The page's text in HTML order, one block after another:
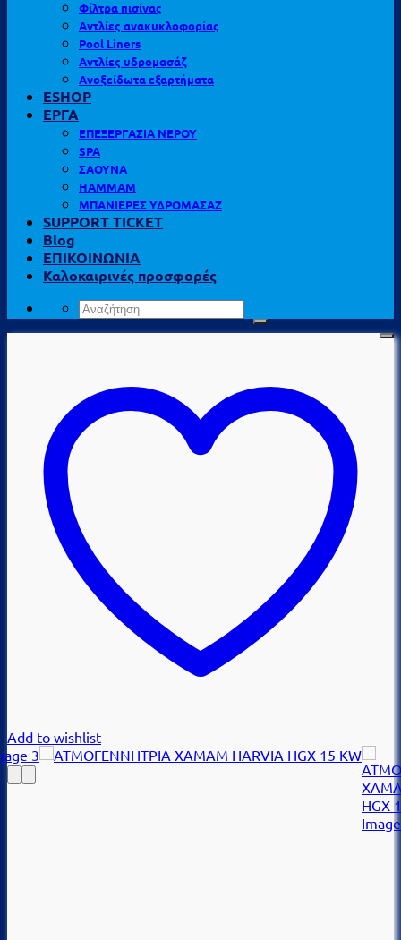
Φίλτρα πισίνας
Αντλίες ανακυκλοφορίας
Pool Liners
Αντλίες υδρομασάζ
Ανοξείδωτα εξαρτήματα
ESHOP
ΕΡΓΑ
ΕΠΕΞΕΡΓΑΣΙΑ ΝΕΡΟΥ
SPA
ΣΑΟΥΝΑ
HAMMAM
ΜΠΑΝΙΕΡΕΣ ΥΔΡΟΜΑΣΑΖ
SUPPORT TICKET
Blog
ΕΠΙΚΟΙΝΩΝΙΑ
Καλοκαιρινές προσφορές
Αναζήτηση
για:
Add to wishlist